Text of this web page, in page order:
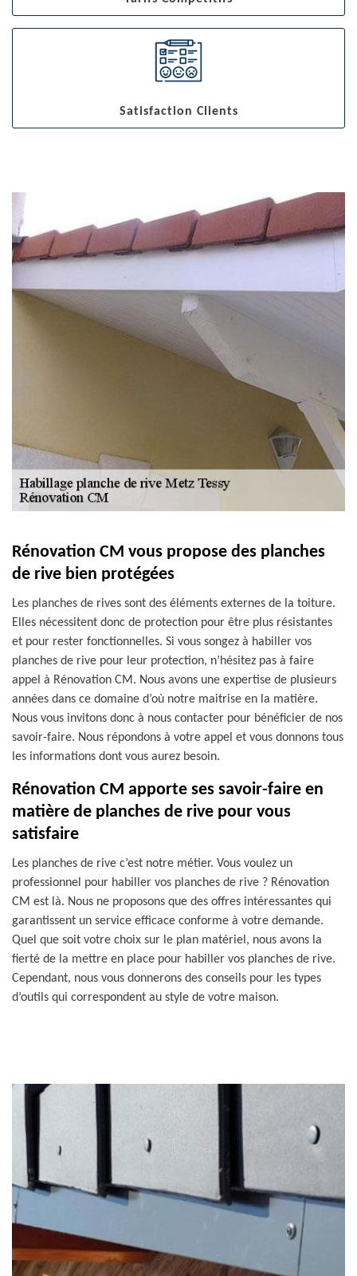
Satisfaction Clients
Rénovation CM vous propose des planches
de rive bien protégées
Les planches de rives sont des éléments externes de la toiture.
Elles nécessitent donc de protection pour être plus résistantes
et pour rester fonctionnelles. Si vous songez à habiller vos
planches de rive pour leur protection, n’hésitez pas à faire
appel à Rénovation CM. Nous avons une expertise de plusieurs
années dans ce domaine d’où notre maitrise en la matière.
Nous vous invitons donc à nous contacter pour bénéficier de nos
savoir-faire. Nous répondons à votre appel et vous donnons tous
les informations dont vous aurez besoin.
Rénovation CM apporte ses savoir-faire en
matière de planches de rive pour vous
satisfaire
Les planches de rive c’est notre métier. Vous voulez un
professionnel pour habiller vos planches de rive ? Rénovation
CM est là. Nous ne proposons que des offres intéressantes qui
garantissent un service efficace conforme à votre demande.
Quel que soit votre choix sur le plan matériel, nous avons la
fierté de la mettre en place pour habiller vos planches de rive.
Cependant, nous vous donnerons des conseils pour les types
d’outils qui correspondent au style de votre maison.